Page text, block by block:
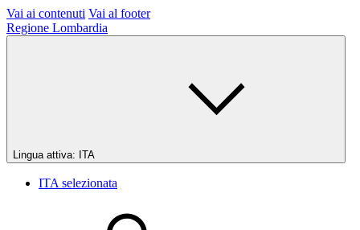
Vai ai contenuti Vai al footer
Regione Lombardia
Lingua attiva: ITA
ITA selezionata